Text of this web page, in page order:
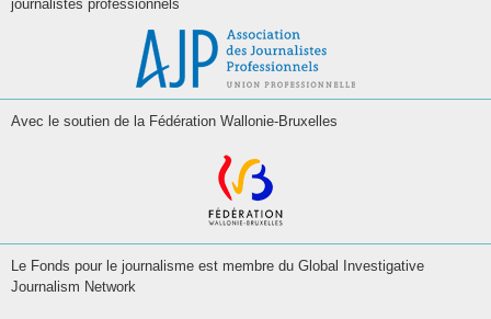
journalistes professionnels
Avec le soutien de la Fédération Wallonie-Bruxelles
Le Fonds pour le journalisme est membre du Global Investigative
Journalism Network